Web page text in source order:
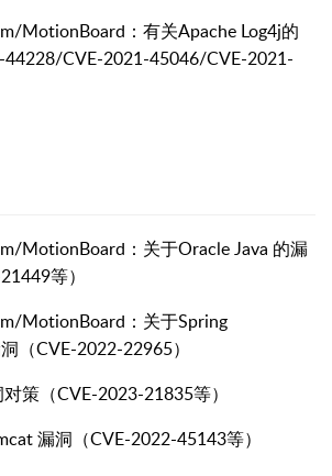
MotionBoard：有关Apache Log4j的
44228/CVE-2021-45046/CVE-2021-
MotionBoard：关于Oracle Java 的漏
等）
MotionBoard：关于Spring
（CVE-2022-22965）
策（CVE-2023-21835等）
漏洞（CVE-2022-45143等）